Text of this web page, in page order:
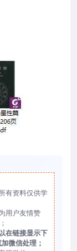
有资料仅供学
用户友情赞
在链接显示下
微信处理；